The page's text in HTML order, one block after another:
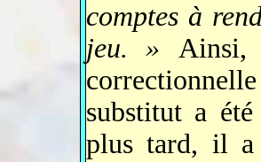
comptes à
jeu. » Ainsi,
substitut a
plus tard, il a